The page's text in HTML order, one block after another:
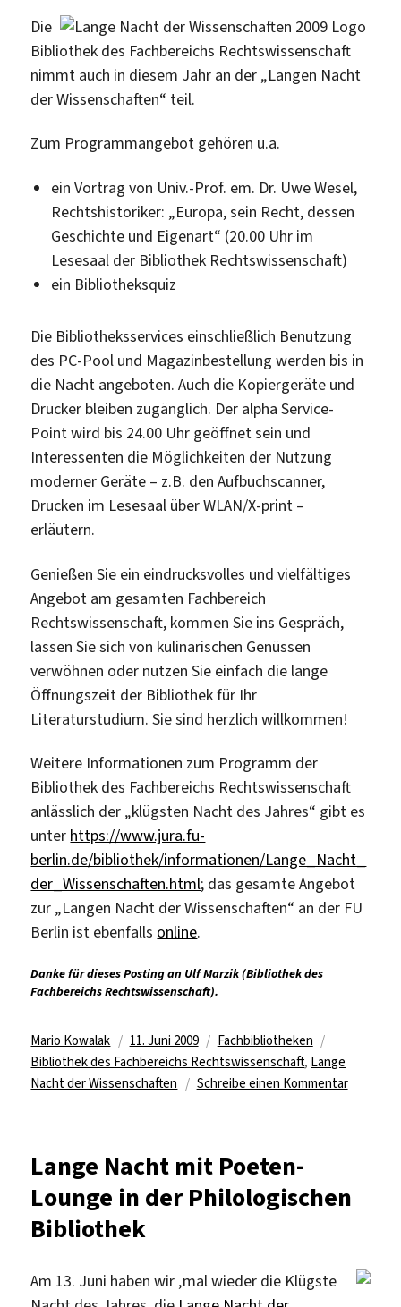
Universitätsbibliothek
Die
Bibliothek des Fachbereichs Rechtswissenschaft
nimmt auch in diesem Jahr an der „Langen Nacht
der Wissenschaften“ teil.
Zum Programmangebot gehören u.a.
ein Vortrag von Univ.-Prof. em. Dr. Uwe Wesel,
Rechtshistoriker: „Europa, sein Recht, dessen
Geschichte und Eigenart“ (20.00 Uhr im
Lesesaal der Bibliothek Rechtswissenschaft)
ein Bibliotheksquiz
Die Bibliotheksservices einschließlich Benutzung
des PC-Pool und Magazinbestellung werden bis in
die Nacht angeboten. Auch die Kopiergeräte und
Drucker bleiben zugänglich. Der alpha Service-
Point wird bis 24.00 Uhr geöffnet sein und
Interessenten die Möglichkeiten der Nutzung
moderner Geräte – z.B. den Aufbuchscanner,
Drucken im Lesesaal über WLAN/X-print –
erläutern.
Genießen Sie ein eindrucksvolles und vielfältiges
Angebot am gesamten Fachbereich
Rechtswissenschaft, kommen Sie ins Gespräch,
lassen Sie sich von kulinarischen Genüssen
verwöhnen oder nutzen Sie einfach die lange
Öffnungszeit der Bibliothek für Ihr
Literaturstudium. Sie sind herzlich willkommen!
Weitere Informationen zum Programm der
Bibliothek des Fachbereichs Rechtswissenschaft
anlässlich der „klügsten Nacht des Jahres“ gibt es
unter https://www.jura.fu-
berlin.de/bibliothek/informationen/Lange_Nacht_
der_Wissenschaften.html; das gesamte Angebot
zur „Langen Nacht der Wissenschaften“ an der FU
Berlin ist ebenfalls online.
Danke für dieses Posting an Ulf Marzik (Bibliothek des
Fachbereichs Rechtswissenschaft).
Autor
Mario Kowalak
Veröffentlicht
am
11. Juni 2009 Kategorien
Fachbibliotheken
Bibliothek des Fachbereichs Rechtswissenschaft, Lange
Nacht der Wissenschaften
Schreibe einen Kommentarzu
–
Vortrag
Lange Nacht mit Poeten-
Lounge in der Philologischen
Bibliothek
Am 13. Juni haben wir ‚mal wieder die Klügste